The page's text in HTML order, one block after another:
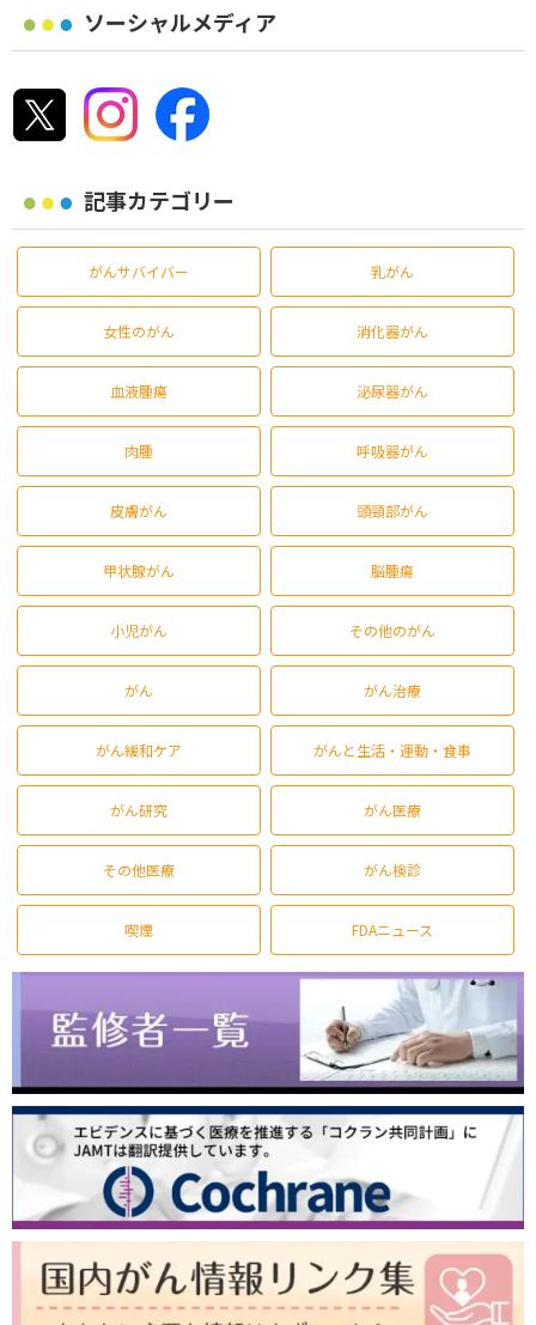
ソーシャルメディア
記事カテゴリー
がんサバイバー 乳がん
女性のがん 消化器がん
血液腫瘍 泌尿器がん
肉腫 呼吸器がん
皮膚がん 頭頸部がん
甲状腺がん 脳腫瘍
小児がん その他のがん
がん がん治療
がん緩和ケア がんと生活・運動・食事
がん研究 がん医療
その他医療 がん検診
喫煙 FDAニュース